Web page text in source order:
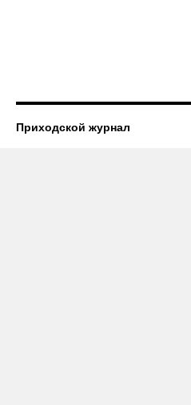
Приходской журнал